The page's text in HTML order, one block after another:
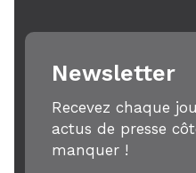
Newsletter
Recevez chaque
actus de presse
manquer !